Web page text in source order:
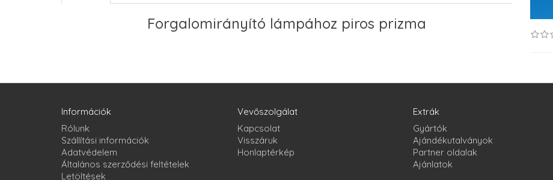
Forgalomirányító lámpához piros prizma
Információk
Rólunk
Szállítási információk
Adatvédelem
Általános szerződési feltételek
Letöltések
Vevőszolgálat
Kapcsolat
Visszáruk
Honlaptérkép
Extrák
Gyártók
Ajándékutalványok
Partner oldalak
Ajánlatok